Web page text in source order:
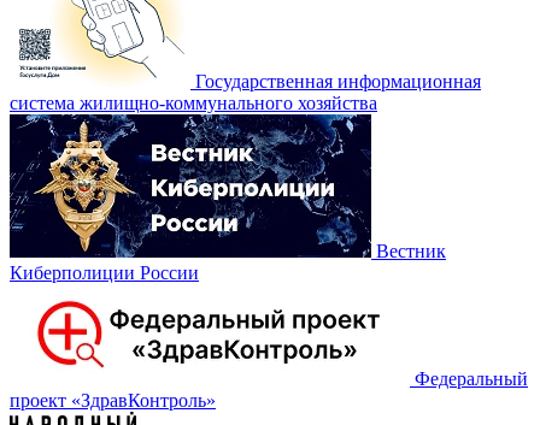
Государственная информационная
система жилищно-коммунального хозяйства
Вестник
Киберполиции России
Федеральный
проект «‎ЗдравКонтроль»